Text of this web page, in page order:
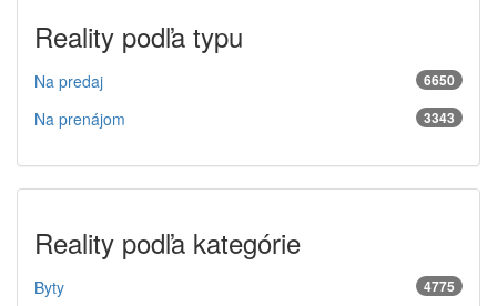
Reality podľa typu
6650
Na predaj
3343
Na prenájom
Reality podľa kategórie
4775
Byty